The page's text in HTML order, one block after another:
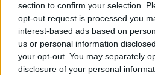
section to confirm your selection.
opt-out request is processed you
interest-based ads based on
us or personal information
your opt-out. You may separately
disclosure of your personal